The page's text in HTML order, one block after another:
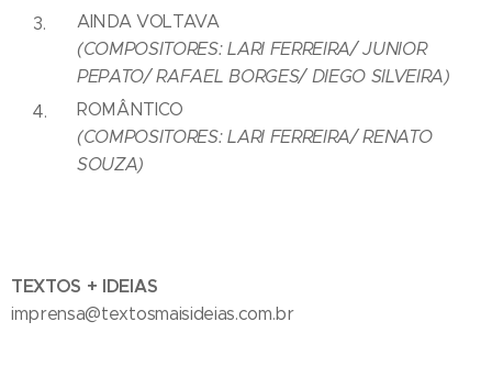
AINDA VOLTAVA
(COMPOSITORES: LARI FERREIRA/ JUNIOR
PEPATO/ RAFAEL BORGES/ DIEGO SILVEIRA)
ROMÂNTICO
(COMPOSITORES: LARI FERREIRA/ RENATO
SOUZA)
TEXTOS + IDEIAS
imprensa@textosmaisideias.com.br